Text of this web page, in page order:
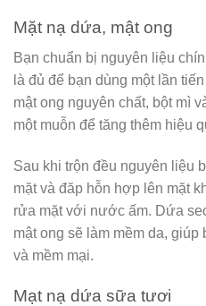
Mặt nạ dứa, mật ong
Bạn chuẩn bị nguyên liệu
là đủ để bạn dùng một lần
mật ong nguyên chất, bột mì
một muỗn để tăng thêm hiệu
Sau khi trộn đều nguyên liệu
mặt và đăp hỗn hợp lên mặt
rửa mặt với nước ấm. Dứa
mật ong sẽ làm mềm da, giúp
và mềm mại.
Mạt nạ dứa sữa tươi